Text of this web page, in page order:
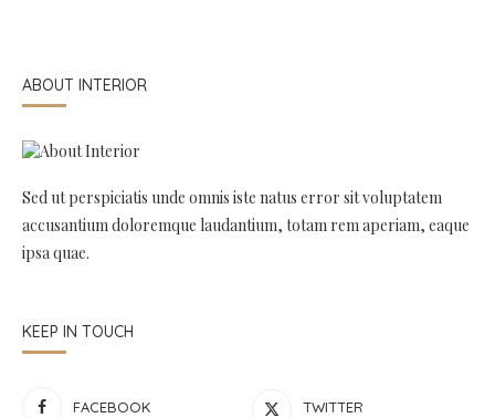
ABOUT INTERIOR
Sed ut perspiciatis unde omnis iste natus error sit voluptatem
accusantium doloremque laudantium, totam rem aperiam, eaque
ipsa quae.
KEEP IN TOUCH
FACEBOOK TWITTER